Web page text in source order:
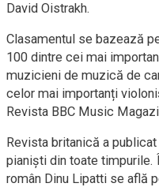
David Oistrakh.
Clasamentul se bazează
100 dintre cei mai
muzicieni de muzică de
celor mai importanți
Revista BBC Music
Revista britanică a
pianiști din toate timpurile.
român Dinu Lipatti se află